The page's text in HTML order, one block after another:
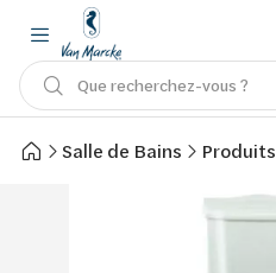
Que recherchez-vous ?
Salle de Bains Produits